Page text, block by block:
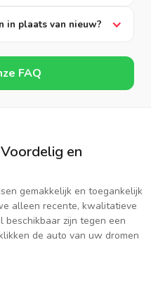
in plaats van nieuw?
FAQ
en
gemakkelijk en toegankelijk
alleen recente, kwalitatieve
zijn tegen een
de auto van uw dromen